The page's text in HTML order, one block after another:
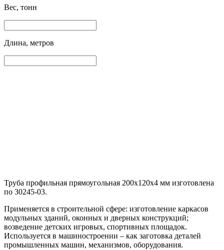
Вес, тонн
Длина, метров
Труба профильная прямоугольная 200х120х4 мм изготовлена
по 30245-03.
Применяется в строительной сфере: изготовление каркасов
модульных зданий, оконных и дверных конструкций;
возведение детских игровых, спортивных площадок.
Используется в машиностроении – как заготовка деталей
промышленных машин, механизмов, оборудования.